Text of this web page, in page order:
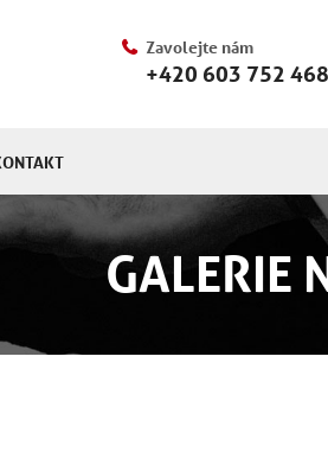
Zavolejte nám
+420 603 752 468
GALERIE